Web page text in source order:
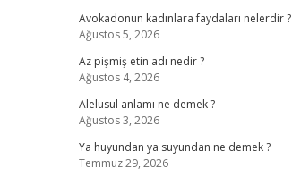
Avokadonun kadınlara faydaları nelerdir ?
Ağustos 5, 2026
Az pişmiş etin adı nedir ?
Ağustos 4, 2026
Alelusul anlamı ne demek ?
Ağustos 3, 2026
Ya huyundan ya suyundan ne demek ?
Temmuz 29, 2026